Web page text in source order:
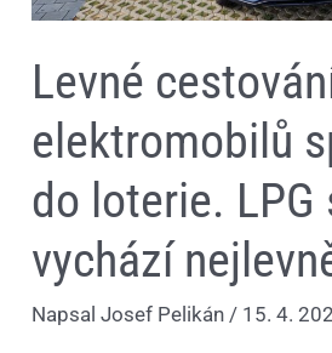
Levné
elektromobilů
do loterie. LPG
vychází
NapsalJosef Pelikán / 15. 4.